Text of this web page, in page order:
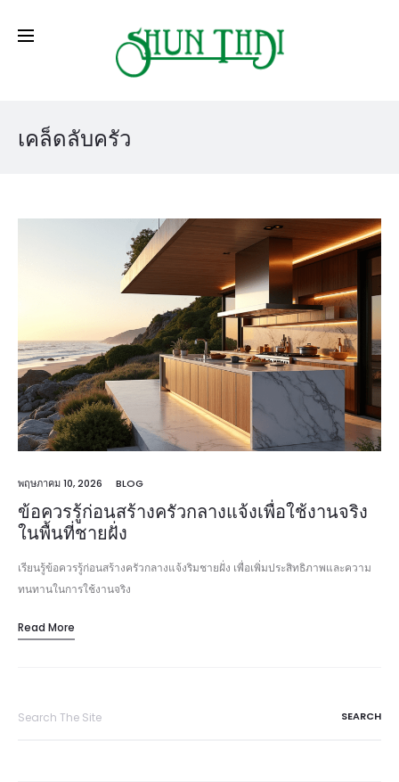
เคล็ดลับครัว
พฤษภาคม 10, 2026 BLOG
ข้อควรรู้ก่อนสร้างครัวกลางแจ้งเพื่อใช้งานจริง
ในพื้นที่ชายฝั่ง
เรียนรู้ข้อควรรู้ก่อนสร้างครัวกลางแจ้งริมชายฝั่ง เพื่อเพิ่มประสิทธิภาพและความ
ทนทานในการใช้งานจริง
Read More